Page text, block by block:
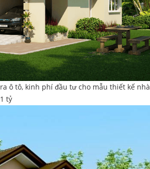
ô tô, kinh phí đầu tư cho mẫu thiết kế nhà
tỷ